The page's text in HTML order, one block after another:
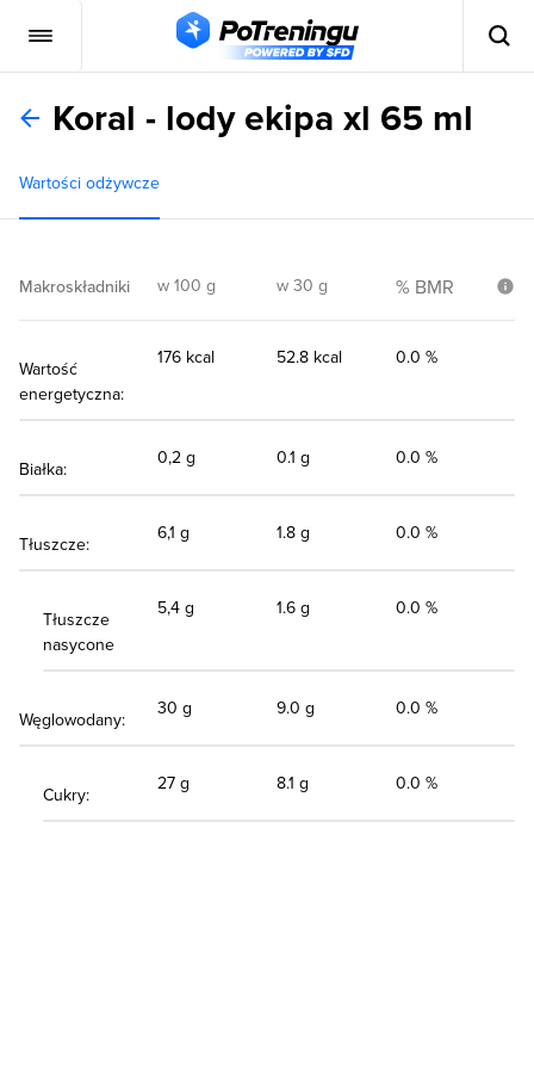
Koral - lody ekipa xl 65 ml
Wartości odżywcze
Makroskładniki w 100 g w 30 g % BMR
Wartość
energetyczna:
176 kcal 52.8 kcal 0.0 %
Białka:
0,2 g 0.1 g 0.0 %
Tłuszcze:
6,1 g 1.8 g 0.0 %
Tłuszcze
nasycone
5,4 g 1.6 g 0.0 %
Węglowodany:
30 g 9.0 g 0.0 %
Cukry:
27 g 8.1 g 0.0 %